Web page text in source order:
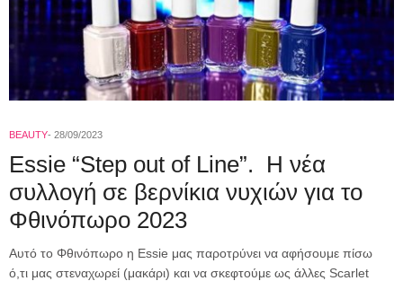
BEAUTY 28/09/2023
Essie “Step out of Line”. Η νέα
συλλογή σε βερνίκια νυχιών για το
Φθινόπωρο 2023
Αυτό το Φθινόπωρο η Essie μας παροτρύνει να αφήσουμε πίσω
ό,τι μας στεναχωρεί (μακάρι) και να σκεφτούμε ως άλλες Scarlet